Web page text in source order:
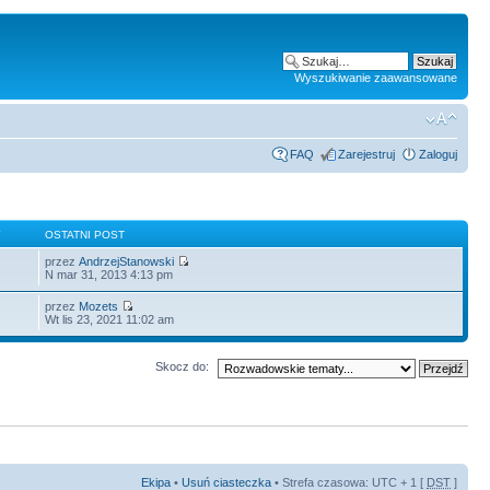
Wyszukiwanie zaawansowane
FAQ Zarejestruj Zaloguj
OSTATNI POST
przezAndrzejStanowski
N mar 31, 2013 4:13 pm
przez Mozets
Wt lis 23, 2021 11:02 am
Skocz do:
Ekipa • Usuń ciasteczka • Strefa czasowa: UTC + 1 [ DST ]